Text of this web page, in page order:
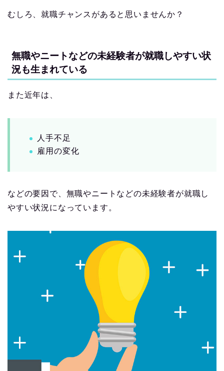
むしろ、就職チャンスがあると思いませんか？
無職やニートなどの未経験者が就職しやすい状
況も生まれている
また近年は、
人手不足
雇用の変化
などの要因で、無職やニートなどの未経験者が就職し
やすい状況になっています。